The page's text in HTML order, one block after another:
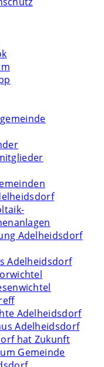
Adelheidsdorf
Adelheidsdorf
Adelheidsdorf
Adelheidsdorf
hat Zukunft
Gemeinde